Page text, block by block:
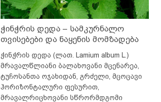
ჭინჭრის დედა – სამკურნალო
თვისებები და ნაყენის მომზადება
ჭინჭრის დედა (ლათ. Lamium album L.)
მრავალწლიანი ბალახოვანი მცენარეა,
ტუჩოსანთა ოჯახიდან, გრძელი, მცოცავი
ჰორიზონტალური ფესურით,
მრავალრიცხოვანი სწრორმდგომი